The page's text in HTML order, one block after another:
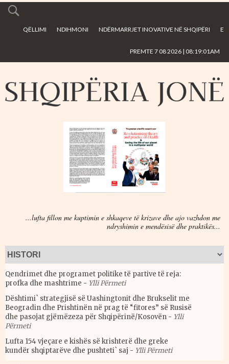
main
QËLLIMI NDIHMONI NDËRMARRJET INOVATIVE NË SHQIPËRI E
PREMTE 7 08 2026 | 08:19:01AM
...lufta fillon me kuptimin e shkaqeve të krizave dhe ajo vazhdon me
ndryshimin e mendësisë dhe praktikës...
Qendrimet dhe programet politike të partive të reja:
profka dhe mashtrime - Ylli Përmeti
Dështimi` strategjisë së Uashingtonit dhe Brukselit me
Beogradin dhe Prishtinën në prag të “fitores” së Rusisë
dhe pasojat gjëmëzeza për Shqipërinë/Kosovën - Ylli
Përmeti
Lufta 154 vjeçare e kishës së krishterë dhe greke
kundër shqiptarëve dhe pushteti` saj - Ylli Përmeti